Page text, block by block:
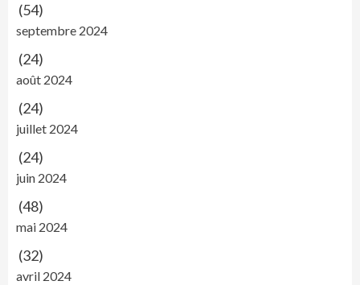
(54)
septembre 2024
(24)
août 2024
(24)
juillet 2024
(24)
juin 2024
(48)
mai 2024
(32)
avril 2024